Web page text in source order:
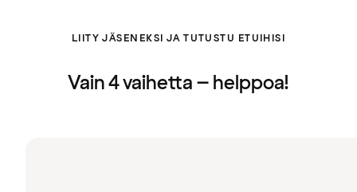
LIITY JÄSENEKSI JA TUTUSTU ETUIHISI
Vain 4 vaihetta – helppoa!